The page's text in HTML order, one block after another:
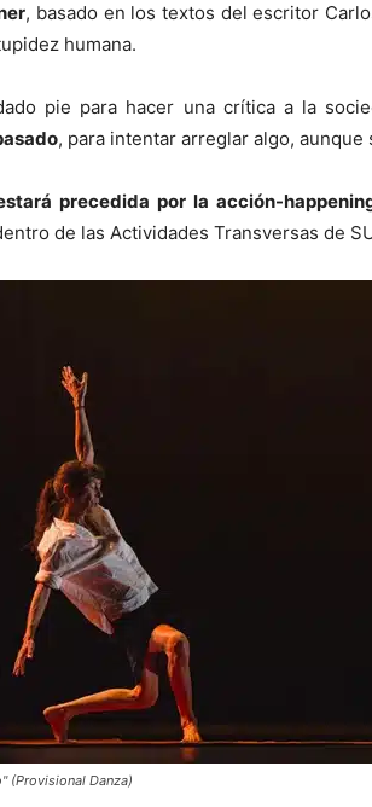
, basado en los textos del escritor
humana.
pie para hacer una crítica a la
, para intentar arreglar algo, aunque
precedida por la acción-
de las Actividades Transversas de
(Provisional Danza)